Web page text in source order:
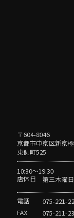
〒604-8046
京都市中京区新京
東側町525
10:30〜19:30
店休日
第三木曜日
電話
075-221-
FAX
075-211-